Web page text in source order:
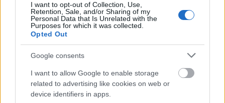
I want to opt-out of Collection, Use,
Retention, Sale, and/or Sharing of my
Personal Data that Is Unrelated with the
Purposes for which it was collected.
Opted Out
Google consents
I want to allow Google to enable storage
related to advertising like cookies on web or
device identifiers in apps.
Söndag 8 mars
09:30 Mixed stafett 4×5 km junior
12:00 Mixed stafett 4×5 km U23
Startlistor, resultat och detaljer